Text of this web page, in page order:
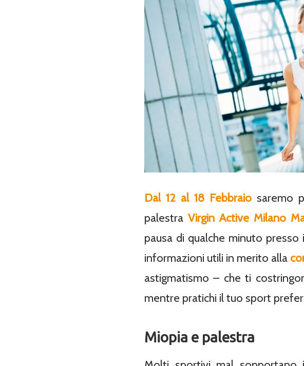
Dal 12 al 18 Febbraiosaremo
palestra Virgin Active Milano
pausa di qualche minuto
informazioni utili in merito alla
astigmatismo – che ti
mentre pratichi il tuo sport
Miopia e palestra